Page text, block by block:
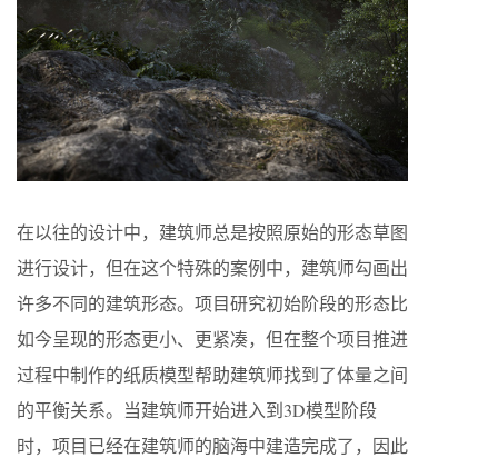
在以往的设计中，建筑师总是按照原始的形态草图
进行设计，但在这个特殊的案例中，建筑师勾画出
许多不同的建筑形态。项目研究初始阶段的形态比
如今呈现的形态更小、更紧凑，但在整个项目推进
过程中制作的纸质模型帮助建筑师找到了体量之间
的平衡关系。当建筑师开始进入到3D模型阶段
时，项目已经在建筑师的脑海中建造完成了，因此